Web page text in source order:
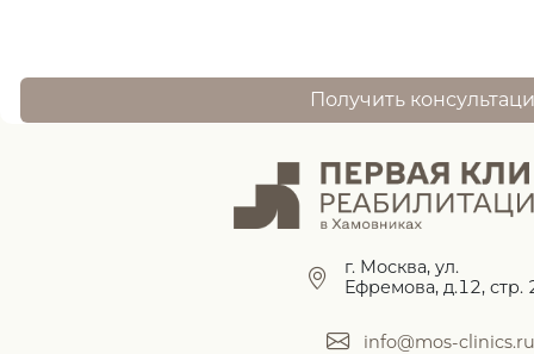
Получить
г. Москва, ул.
Ефремова, д.12, стр.
info@mos-clinics.ru